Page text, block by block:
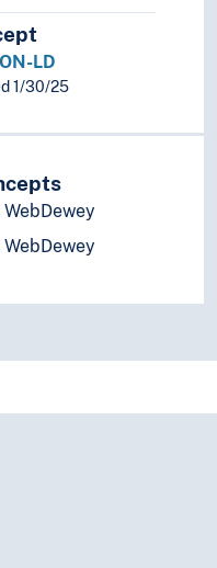
LD
1/30/25
WebDewey
WebDewey